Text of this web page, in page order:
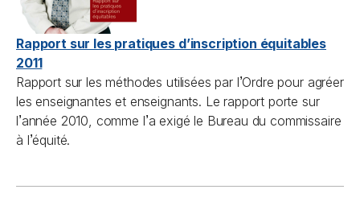
Rapport sur les pratiques d’inscription équitables
2011
Rapport sur les méthodes utilisées par l’Ordre pour agréer
les enseignantes et enseignants. Le rapport porte sur
l’année 2010, comme l’a exigé le Bureau du commissaire
à l’équité.